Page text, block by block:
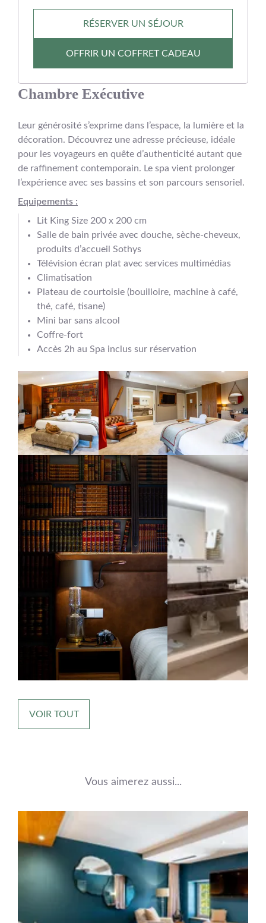
RÉSERVER UN SÉJOUR
OFFRIR UN COFFRET CADEAU
Chambre Exécutive
Leur générosité s’exprime dans l’espace, la lumière et la
décoration. Découvrez une adresse précieuse, idéale
pour les voyageurs en quête d’authenticité autant que
de raffinement contemporain. Le spa vient prolonger
l’expérience avec ses bassins et son parcours sensoriel.
Equipements :
Lit King Size 200 x 200 cm
Salle de bain privée avec douche, sèche-cheveux,
produits d’accueil Sothys
Télévision écran plat avec services multimédias
Climatisation
Plateau de courtoisie (bouilloire, machine à café,
thé, café, tisane)
Mini bar sans alcool
Coffre-fort
Accès 2h au Spa inclus sur réservation
VOIR TOUT
Vous aimerez aussi...